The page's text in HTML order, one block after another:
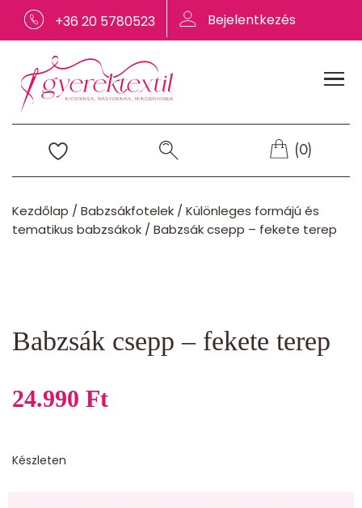
+36 20 5780523 Bejelentkezés
(0)
Kezdőlap /Babzsákfotelek /Különleges formájú és
tematikus babzsákok /Babzsák csepp – fekete terep
Babzsák csepp – fekete terep
24.990 Ft
Készleten